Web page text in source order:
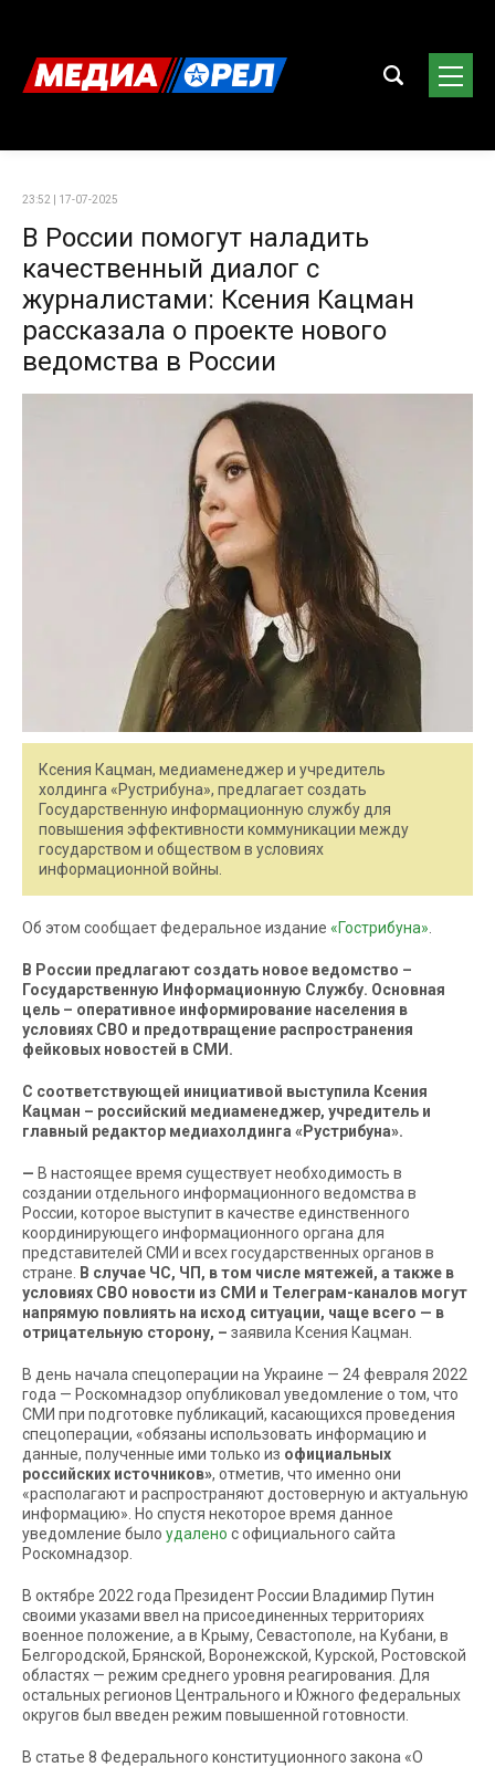
23:52 | 17-07-2025
В России помогут наладить
качественный диалог с
журналистами: Ксения Кацман
рассказала о проекте нового
ведомства в России
Ксения Кацман, медиаменеджер и учредитель
холдинга «Рустрибуна», предлагает создать
Государственную информационную службу для
повышения эффективности коммуникации между
государством и обществом в условиях
информационной войны.
Об этом сообщает федеральное издание «Гострибуна»
В России предлагают создать новое ведомство –
Государственную Информационную Службу. Основная
цель – оперативное информирование населения в
условиях СВО и предотвращение распространения
фейковых новостей в СМИ.
С соответствующей инициативой выступила Ксения
Кацман – российский медиаменеджер, учредитель и
главный редактор медиахолдинга «Рустрибуна».
— В настоящее время существует необходимость в
создании отдельного информационного ведомства в
России, которое выступит в качестве единственного
координирующего информационного органа для
представителей СМИ и всех государственных органов в
стране.
В случае ЧС, ЧП, в том числе мятежей, а также в
условиях СВО новости из СМИ и Телеграм-каналов могут
напрямую повлиять на исход ситуации, чаще всего — в
отрицательную сторону, – заявила Ксения Кацман.
В день начала спецоперации на Украине — 24 февраля 2022
года — Роскомнадзор опубликовал уведомление о том, что
СМИ при подготовке публикаций, касающихся проведения
спецоперации, «обязаны использовать информацию и
данные, полученные ими только из официальных
российских источников», отметив, что именно они
«располагают и распространяют достоверную и актуальную
информацию». Но спустя некоторое время данное
уведомление было удалено с официального сайта
Роскомнадзор.
В октябре 2022 года Президент России Владимир Путин
своими указами ввел на присоединенных территориях
военное положение, а в Крыму, Севастополе, на Кубани, в
Белгородской, Брянской, Воронежской, Курской, Ростовской
областях — режим среднего уровня реагирования. Для
остальных регионов Центрального и Южного федеральных
округов был введен режим повышенной готовности.
В статье 8 Федерального конституционного закона «О